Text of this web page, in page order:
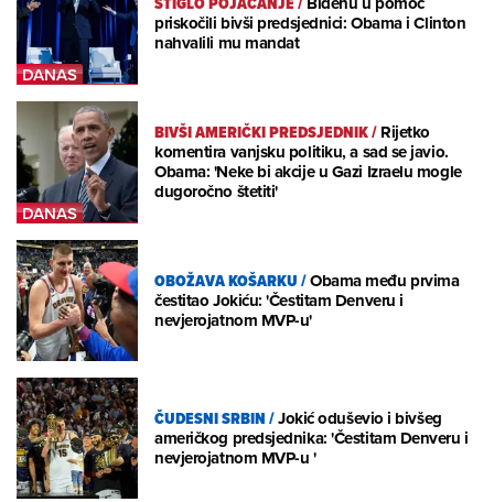
priskočili bivši predsjednici: Obama i Clinton
nahvalili mu mandat
BIVŠI AMERIČKI PREDSJEDNIK/Rijetko
komentira vanjsku politiku, a sad se javio.
Obama: 'Neke bi akcije u Gazi Izraelu mogle
dugoročno štetiti'
OBOŽAVA KOŠARKU/Obama među prvima
čestitao Jokiću: 'Čestitam Denveru i
nevjerojatnom MVP-u'
ČUDESNI SRBIN/Jokić oduševio i bivšeg
američkog predsjednika: 'Čestitam Denveru i
nevjerojatnom MVP-u '